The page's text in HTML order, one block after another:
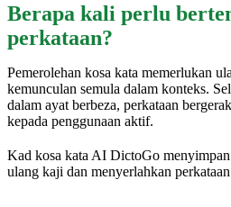
Berapa kali perlu
perkataan?
Pemerolehan kosa kata memerlukan
kemunculan semula dalam konteks.
dalam ayat berbeza, perkataan
kepada penggunaan aktif.
Kad kosa kata AI DictoGo
ulang kaji dan menyerlahkan